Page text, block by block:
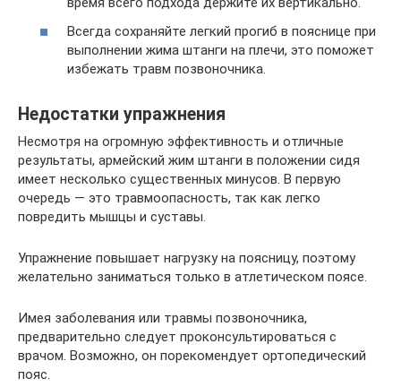
Всегда сохраняйте легкий прогиб в пояснице при
выполнении жима штанги на плечи, это поможет
избежать травм позвоночника.
Недостатки упражнения
Несмотря на огромную эффективность и отличные
результаты, армейский жим штанги в положении сидя
имеет несколько существенных минусов. В первую
очередь — это травмоопасность, так как легко
повредить мышцы и суставы.
Упражнение повышает нагрузку на поясницу, поэтому
желательно заниматься только в атлетическом поясе.
Имея заболевания или травмы позвоночника,
предварительно следует проконсультироваться с
врачом. Возможно, он порекомендует ортопедический
пояс.